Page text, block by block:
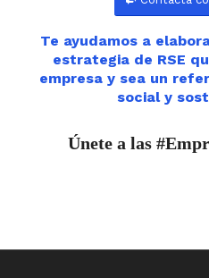
Te ayudamos a
estrategia de RSE
empresa y sea un
social y
Únete a las